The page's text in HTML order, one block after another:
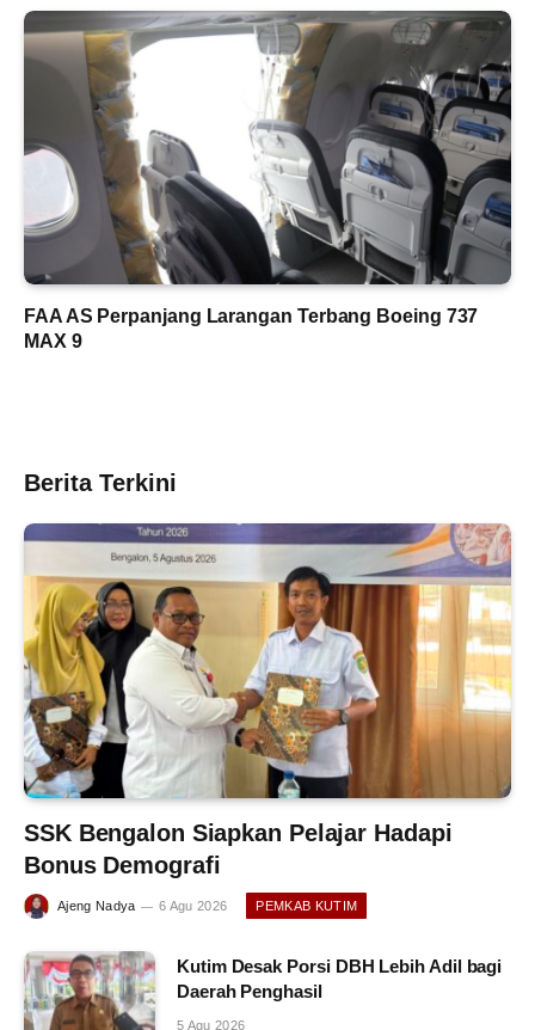
FAA AS Perpanjang Larangan Terbang Boeing 737
MAX 9
Berita Terkini
SSK Bengalon Siapkan Pelajar Hadapi
Bonus Demografi
Ajeng Nadya 6 Agu 2026 PEMKAB KUTIM
Kutim Desak Porsi DBH Lebih Adil bagi
Daerah Penghasil
5 Agu 2026